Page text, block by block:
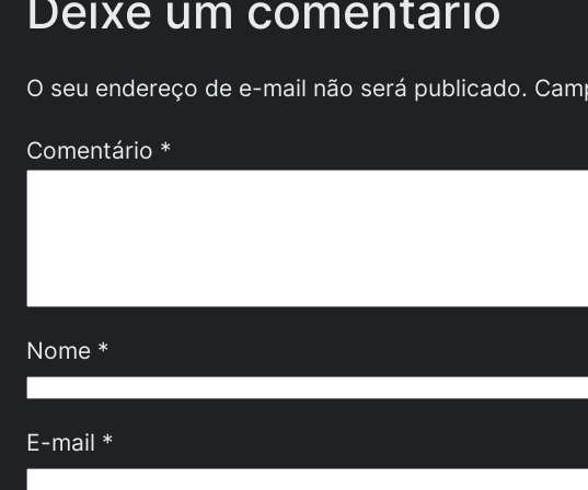
Deixe um comentário
O seu endereço de e-mail não será publicado.
Comentário *
Nome *
E-mail *